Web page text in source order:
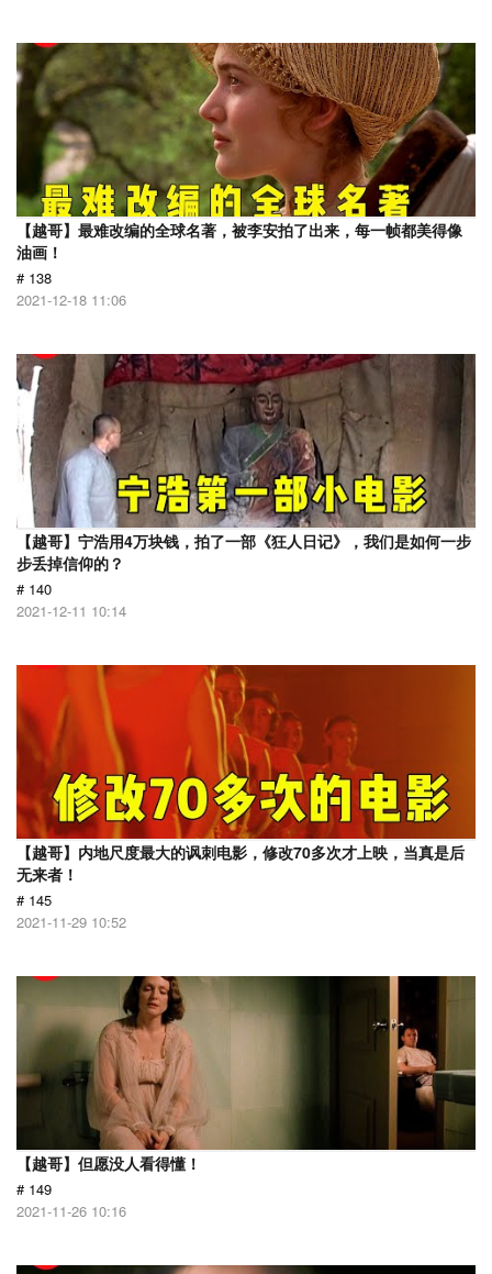
【越哥】最难改编的全球名著，被李安拍了出来，每一帧都美得像
油画！
# 138
2021-12-18 11:06
【越哥】宁浩用4万块钱，拍了一部《狂人日记》，我们是如何一步
步丢掉信仰的？
# 140
2021-12-11 10:14
【越哥】内地尺度最大的讽刺电影，修改70多次才上映，当真是后
无来者！
# 145
2021-11-29 10:52
【越哥】但愿没人看得懂！
# 149
2021-11-26 10:16